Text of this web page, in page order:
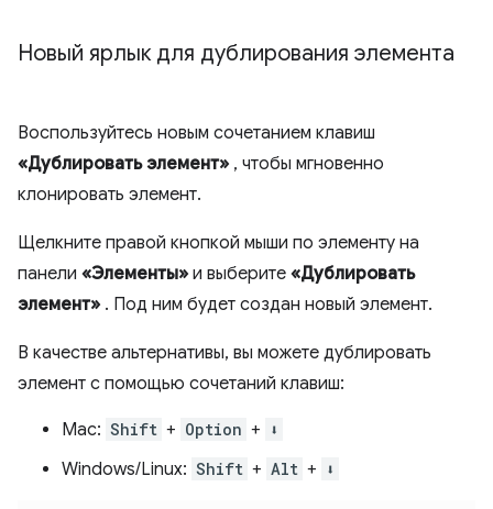
Новый ярлык для дублирования элемента
Воспользуйтесь новым сочетанием клавиш
«Дублировать элемент» , чтобы мгновенно
клонировать элемент.
Щелкните правой кнопкой мыши по элементу на
панели «Элементы» и выберите «Дублировать
элемент» . Под ним будет создан новый элемент.
В качестве альтернативы, вы можете дублировать
элемент с помощью сочетаний клавиш:
Mac: Shift + Option + ⬇️
Windows/Linux: Shift + Alt + ⬇️